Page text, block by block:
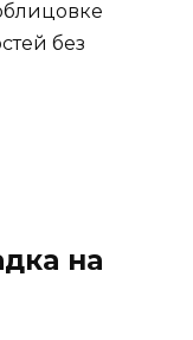
без
на